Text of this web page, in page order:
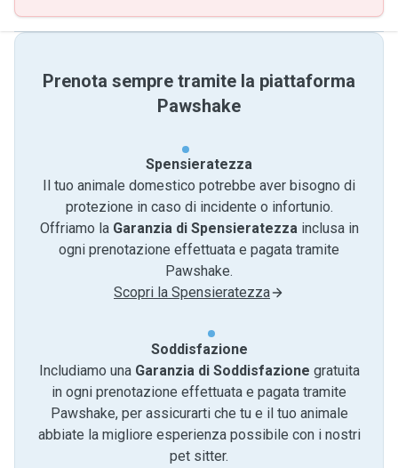
Prenota sempre tramite la piattaforma
Pawshake
Spensieratezza
Il tuo animale domestico potrebbe aver bisogno di
protezione in caso di incidente o infortunio.
Offriamo la Garanzia di Spensieratezzainclusa in
ogni prenotazione effettuata e pagata tramite
Pawshake.
Scopri la Spensieratezza
Soddisfazione
Includiamo una Garanzia di Soddisfazione gratuita
in ogni prenotazione effettuata e pagata tramite
Pawshake, per assicurarti che tu e il tuo animale
abbiate la migliore esperienza possibile con i nostri
pet sitter.